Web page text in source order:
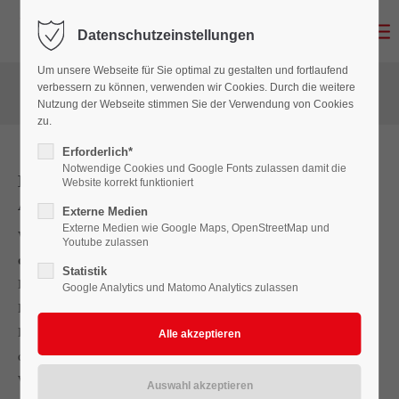
Login
Benutzername
Passwort
Register|Lost your password?
Lorem ipsum dolor sit amet:
Letzter Aufruf: Deine Ausbildung startet im
August
Während andere noch überlegen, kannst Du schon
durchstarten
Die Zeit läuft ⏳
Der Ausbildungsstart 2026 rückt näher – und jetzt heißt es:
Letzter Aufruf für Deinen Platz als Zimmerer-Azubi (m/w/d) bei
der Zimmerei Nienkemper in Ennigerloh.
Während andere noch nach irgendeinem Job suchen oder nicht
Datenschutzeinstellungen
Um unsere Webseite für Sie optimal zu gestalten und fortlaufend
verbessern zu können, verwenden wir Cookies. Durch die weitere
Nutzung der Webseite stimmen Sie der Verwendung von Cookies
zu.
Erforderlich*
Notwendige Cookies und Google Fonts zulassen damit die
Website korrekt funktioniert
Externe Medien
Externe Medien wie Google Maps, OpenStreetMap und
Youtube zulassen
Statistik
Google Analytics und Matomo Analytics zulassen